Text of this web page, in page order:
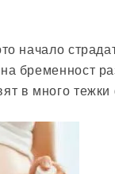
начало
бременност
в много